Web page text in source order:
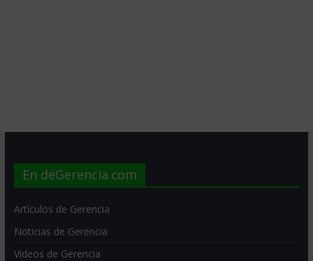
En deGerencia.com
Artículos de Gerencia
Noticias de Gerencia
Videos de Gerencia